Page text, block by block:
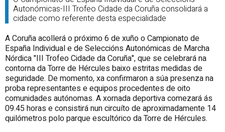
Autonómicas-III Trofeo Cidade da Coruña consolidará a
cidade como referente desta especialidade
A Coruña acollerá o próximo 6 de xuño o Campionato de
España Individual e de Seleccións Autonómicas de Marcha
Nórdica "III Trofeo Cidade da Coruña", que se celebrará na
contorna da Torre de Hércules baixo estritas medidas de
seguridade. De momento, xa confirmaron a súa presenza na
proba representantes e equipos procedentes de oito
comunidades autónomas. A xornada deportiva comezará ás
09.45 horas e consistirá nun circuíto de aproximadamente 14
quilómetros polo parque escultórico da Torre de Hércules.